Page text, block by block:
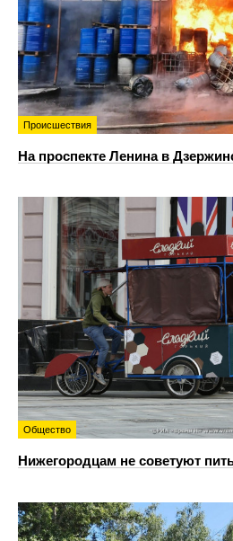
Происшествия
На проспекте Ленина в
Общество
Нижегородцам не советуют